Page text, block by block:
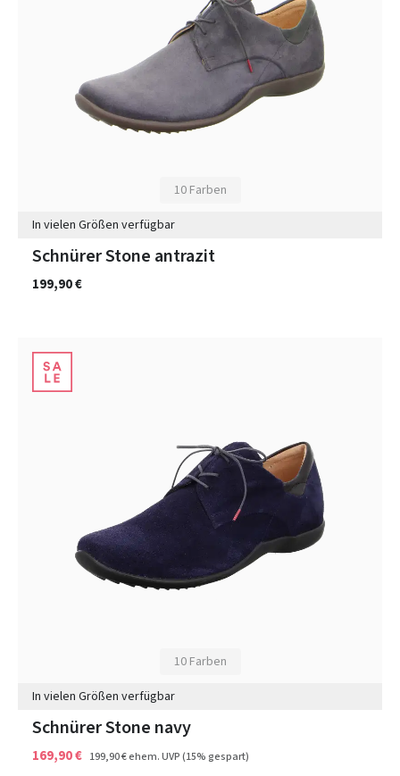
10 Farben
In vielen Größen verfügbar
Schnürer Stone antrazit
199,90 €
10 Farben
In vielen Größen verfügbar
Schnürer Stone navy
169,90 € 199,90 €ehem. UVP(15% gespart)